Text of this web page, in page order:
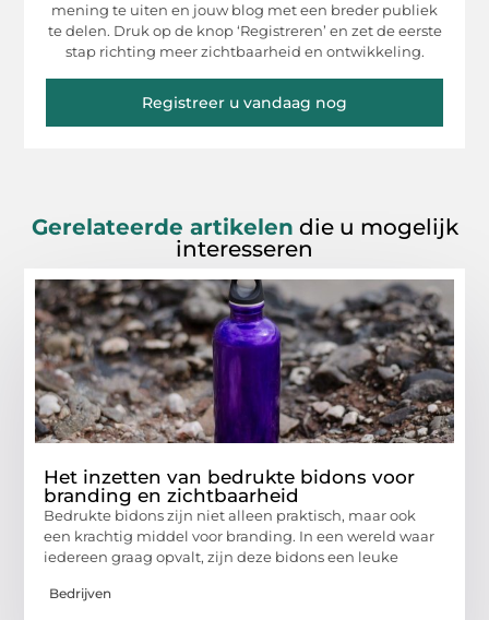
mening te uiten en jouw blog met een breder publiek
te delen. Druk op de knop ‘Registreren’ en zet de eerste
stap richting meer zichtbaarheid en ontwikkeling.
Registreer u vandaag nog
Gerelateerde artikelen die u mogelijk
interesseren
Het inzetten van bedrukte bidons voor
branding en zichtbaarheid
Bedrukte bidons zijn niet alleen praktisch, maar ook
een krachtig middel voor branding. In een wereld waar
iedereen graag opvalt, zijn deze bidons een leuke
Bedrijven